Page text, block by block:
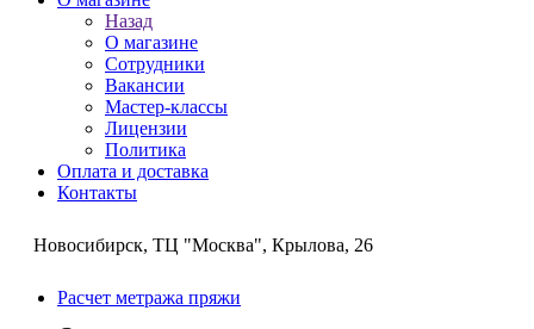
Назад
О магазине
Сотрудники
Вакансии
Мастер-классы
Лицензии
Политика
Оплата и доставка
Контакты
Новосибирск, ТЦ "Москва", Крылова, 26
Расчет метража пряжи